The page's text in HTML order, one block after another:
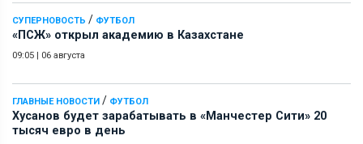
СУПЕРНОВОСТЬ / ФУТБОЛ
«ПСЖ» открыл академию в Казахстане
09:05 | 06 августа
ГЛАВНЫЕ НОВОСТИ / ФУТБОЛ
Хусанов будет зарабатывать в «Манчестер Сити» 20
тысяч евро в день